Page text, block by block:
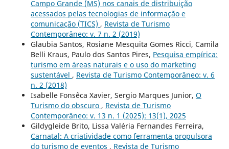
Campo Grande (MS) nos canais de distribuição
acessados pelas tecnologias de informação e
comunicação (TICS) , Revista de Turismo
Contemporâneo: v. 7 n. 2 (2019)
Glaubia Santos, Rosiane Mesquita Gomes Ricci, Camila
Belli Kraus, Paulo dos Santos Pires, Pesquisa empírica:
turismo em áreas naturais e o uso do marketing
sustentável , Revista de Turismo Contemporâneo: v. 6
n. 2 (2018)
Isabelle Fonsêca Xavier, Sergio Marques Junior, O
Turismo do obscuro , Revista de Turismo
Contemporâneo: v. 13 n. 1 (2025): 13(1), 2025
Gildygleide Brito, Lissa Valéria Fernandes Ferreira,
Carnatal: A criatividade como ferramenta propulsora
do turismo de eventos , Revista de Turismo